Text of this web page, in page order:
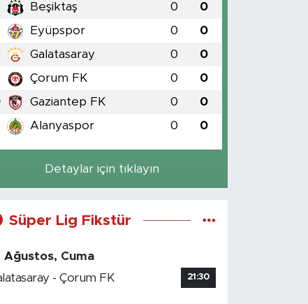
Beşiktaş 0 0
Eyüpspor 0 0
Galatasaray 0 0
Çorum FK 0 0
Gaziantep FK 0 0
Alanyaspor 0 0
Detaylar için tıklayın
Süper Lig Fikstür
Ağustos, Cuma
- Çorum FK
21:30